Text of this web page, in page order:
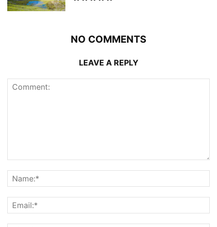
NO COMMENTS
LEAVE A REPLY